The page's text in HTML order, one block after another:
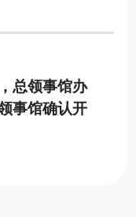
总领事馆办
事馆确认开